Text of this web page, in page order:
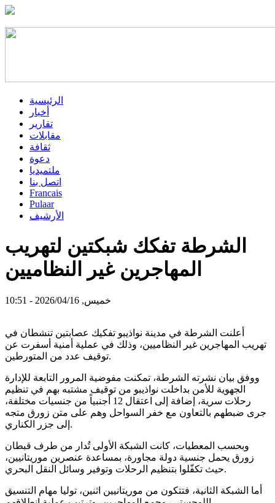
الرئيسية
أخبار
تقارير
مقابلات
ثقافة
دعوة
ملتميديا
اتصل بنا
Francais
Pulaar
الأرشيف
الشرطة تفكك شبكتين لتهريب
المهاجرين غير النظاميين
خميس, 2026/04/16 - 10:51
أعلنت الشرطة في مدينة نواذيبو تفكيك عصابتين تنشطان في
تهريب المهاجرين غير النظاميين، وذلك في عملية أمنية أسفرت عن
توقيف عدد من المتورطين.
ووفق بيان نشرته الشرطة، تمكنت مفوضية المرور التابعة للإدارة
الجهوية للأمن بداخلت نواذيبو من توقيف مشتبه بهم في تنظيم
رحلات سرية، إضافة إلى اعتقال 12 أجنبياً من جنسيات مختلفة،
جرى ضبطهم بالتعاون مع خفر السواحل وهم على متن زورق متجه
إلى جزر الكناري.
وبحسب المعطيات، كانت الشبكة الأولى تُدار من طرف قبطان
زورق يحمل جنسية دولة مجاورة، بمساعدة عنصرين موريتانيين،
حيث تكفّلوا بتنظيم الرحلات وتوفير وسائل النقل البحري.
أما الشبكة الثانية، فتتكون من موريتانيين اثنين، توليا مهام التنسيق